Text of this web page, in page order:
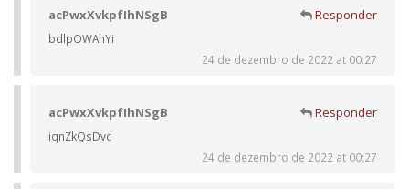
acPwxXvkpfIhNSgB Responder
bdlpOWAhYi
24 de dezembro de 2022 at 00:27
acPwxXvkpfIhNSgB Responder
iqnZkQsDvc
24 de dezembro de 2022 at 00:27